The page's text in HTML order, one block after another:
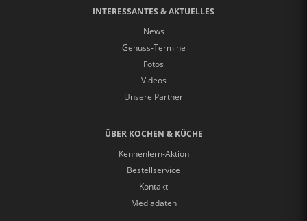
INTERESSANTES & AKTUELLES
News
Genuss-Termine
Fotos
Videos
Unsere Partner
ÜBER KOCHEN & KÜCHE
Kennenlern-Aktion
Bestellservice
Kontakt
Mediadaten